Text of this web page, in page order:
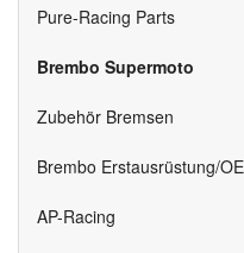
Pure-Racing Parts
Brembo Supermoto
Zubehör Bremsen
Brembo Erstausrüstung/
AP-Racing